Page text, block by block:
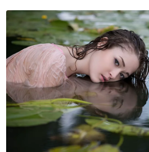
Kerja meroboh jeti haram di
tersebut bermula pada akhir
lepas di Rantau Panjang dan
secara berperingkat.
Ringkasan AI
Keseluruhan 216 jeti
sempadan
Sungai Golok dijangka
sepenuhnya sebelum Mac ini